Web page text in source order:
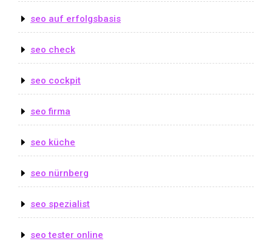
seo auf erfolgsbasis
seo check
seo cockpit
seo firma
seo küche
seo nürnberg
seo spezialist
seo tester online